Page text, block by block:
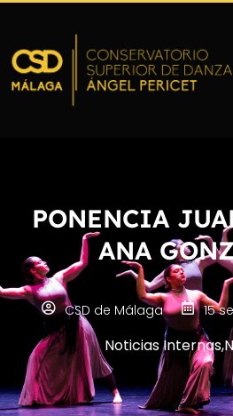
PONENCIA
ANA
CSD de Málaga 15
Noticias Internas,